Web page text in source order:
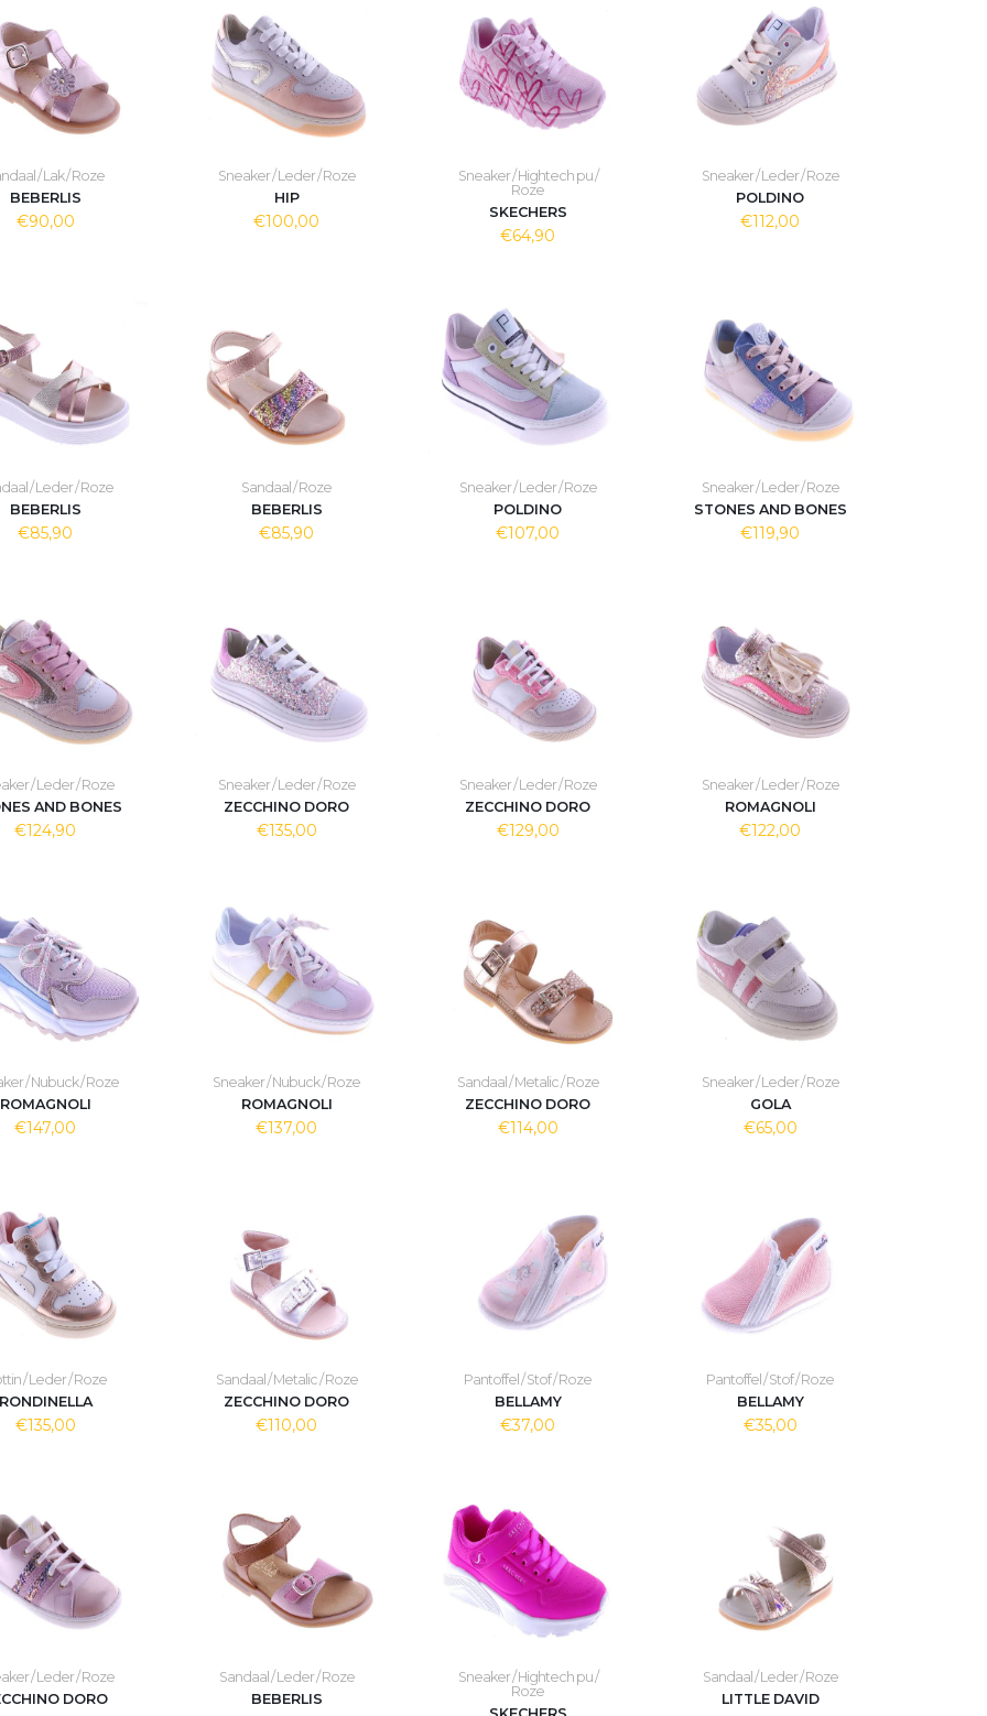
/ Lak / Roze
BEBERLIS
€90,00
Sneaker / Leder / Roze
HIP
€100,00
Sneaker / Hightech pu /
Roze
SKECHERS
€64,90
Sneaker / Leder / Roze
POLDINO
€112,00
/ Leder / Roze
BEBERLIS
€85,90
Sandaal / Roze
BEBERLIS
€85,90
Sneaker / Leder / Roze
POLDINO
€107,00
Sneaker / Leder / Roze
STONES AND BONES
€119,90
/ Leder / Roze
AND BONES
€124,90
Sneaker / Leder / Roze
ZECCHINO DORO
€135,00
Sneaker / Leder / Roze
ZECCHINO DORO
€129,00
Sneaker / Leder / Roze
ROMAGNOLI
€122,00
/ Nubuck / Roze
ROMAGNOLI
€147,00
Sneaker / Nubuck / Roze
ROMAGNOLI
€137,00
Sandaal / Metalic / Roze
ZECCHINO DORO
€114,00
Sneaker / Leder / Roze
GOLA
€65,00
/ Leder / Roze
€135,00
Sandaal / Metalic / Roze
ZECCHINO DORO
€110,00
Pantoffel / Stof / Roze
BELLAMY
€37,00
Pantoffel / Stof / Roze
BELLAMY
€35,00
/ Leder / Roze
DORO
Sandaal / Leder / Roze
BEBERLIS
Sneaker / Hightech pu /
Roze
Sandaal / Leder / Roze
LITTLE DAVID